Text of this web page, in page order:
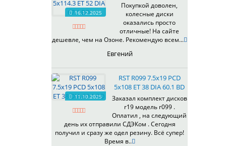
428
429
430
433
438
503
505
508
511
16.12.2025
Покупкой доволен,
колесные диски
оказались просто
отличные! На сайте
дешевле, чем на Озоне. Рекомендую всем...
Евгений
11.10.2025
RST R099 7.5x19 PCD
5x108 ET 38 DIA 60.1 BD
Заказал комплект дисков
r19 модель r099 .
Оплатил , на следующий
день их отправили СДЭКом . Сегодня
получил и сразу же одел резину. Всё супер!
Время в..